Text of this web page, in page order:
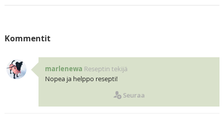
Kommentit
marlenewa Reseptin tekijä
Nopea ja helppo resepti!
Seuraa